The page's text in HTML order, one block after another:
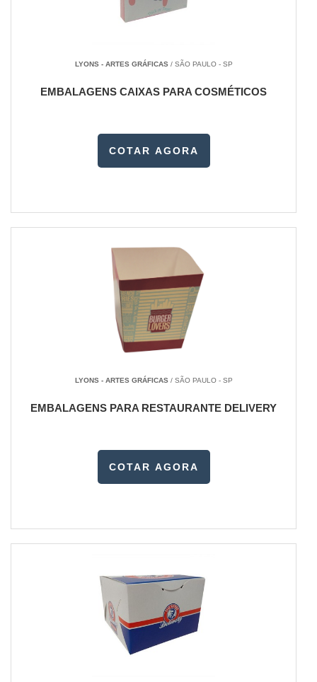
LYONS - ARTES GRÁFICAS/ SÃO PAULO - SP
EMBALAGENS CAIXAS PARA COSMÉTICOS
COTAR AGORA
LYONS - ARTES GRÁFICAS/ SÃO PAULO - SP
EMBALAGENS PARA RESTAURANTE DELIVERY
COTAR AGORA